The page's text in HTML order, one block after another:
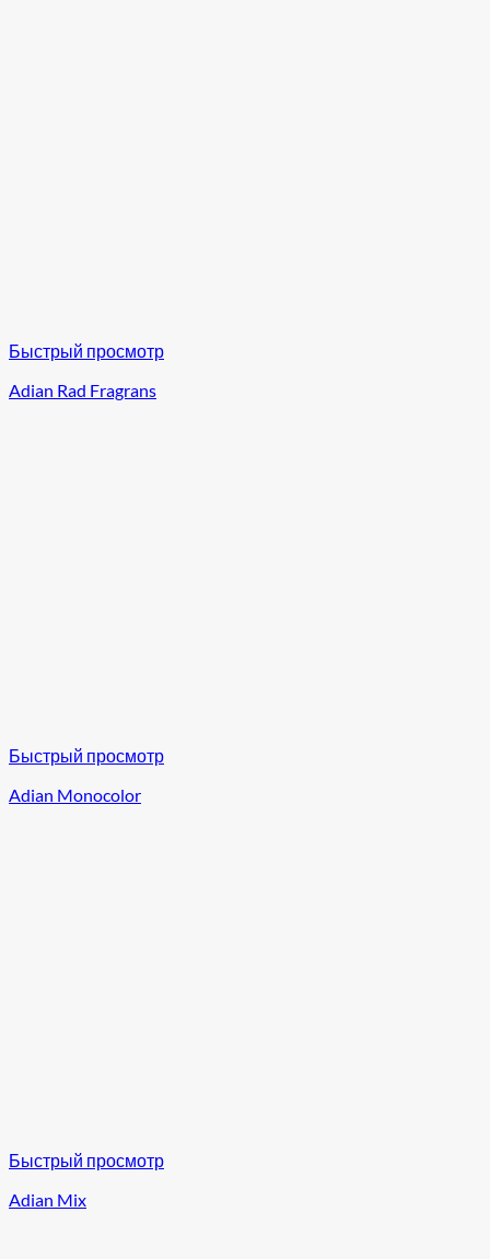
Быстрый просмотр
Adian Rad Fragrans
Быстрый просмотр
Adian Monocolor
Быстрый просмотр
Adian Mix